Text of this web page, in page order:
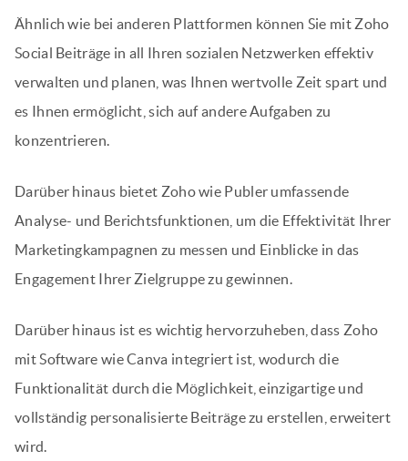
Ähnlich wie bei anderen Plattformen können Sie mit Zoho
Social Beiträge in all Ihren sozialen Netzwerken effektiv
verwalten und planen, was Ihnen wertvolle Zeit spart und
es Ihnen ermöglicht, sich auf andere Aufgaben zu
konzentrieren.
Darüber hinaus bietet Zoho wie Publer umfassende
Analyse- und Berichtsfunktionen, um die Effektivität Ihrer
Marketingkampagnen zu messen und Einblicke in das
Engagement Ihrer Zielgruppe zu gewinnen.
Darüber hinaus ist es wichtig hervorzuheben, dass Zoho
mit Software wie Canva integriert ist, wodurch die
Funktionalität durch die Möglichkeit, einzigartige und
vollständig personalisierte Beiträge zu erstellen, erweitert
wird.